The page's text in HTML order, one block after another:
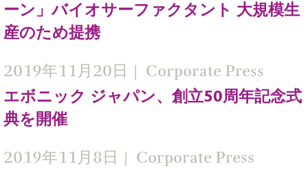
ーン」バイオサーファクタント 大規模生
産のため提携
2019年11月20日
エボニック ジャパン、創立50周年記念式
典を開催
Corporate Press
2019年11月8日
Corporate Press